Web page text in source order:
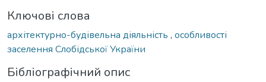
Ключові слова
архітектурно-будівельна діяльність , особливості
заселення Слобідської України
Бібліографічний опис